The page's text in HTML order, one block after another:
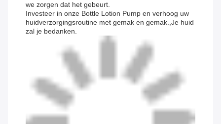
we zorgen dat het gebeurt.
Investeer in onze Bottle Lotion Pump en verhoog uw
huidverzorgingsroutine met gemak en gemak.,Je huid
zal je bedanken.